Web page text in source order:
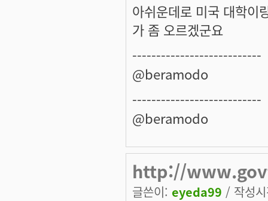
아쉬운데로 미국 대학이
가 좀 오르겠군요
---------------------------
@beramodo
---------------------------
@beramodo
http://
글쓴이: eyeda99 / 작성